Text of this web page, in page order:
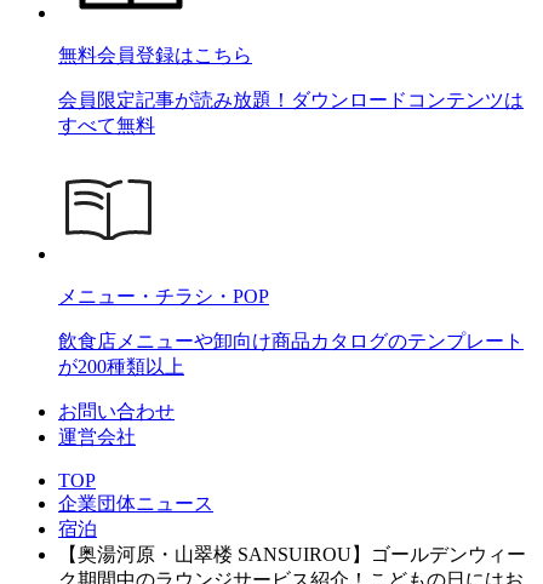
無料会員登録はこちら
会員限定記事が読み放題！ダウンロードコンテンツは
すべて無料
メニュー・チラシ・POP
飲食店メニューや卸向け商品カタログのテンプレート
が200種類以上
お問い合わせ
運営会社
TOP
企業団体ニュース
宿泊
【奥湯河原・山翠楼 SANSUIROU】ゴールデンウィー
ク期間中のラウンジサービス紹介！こどもの日にはお